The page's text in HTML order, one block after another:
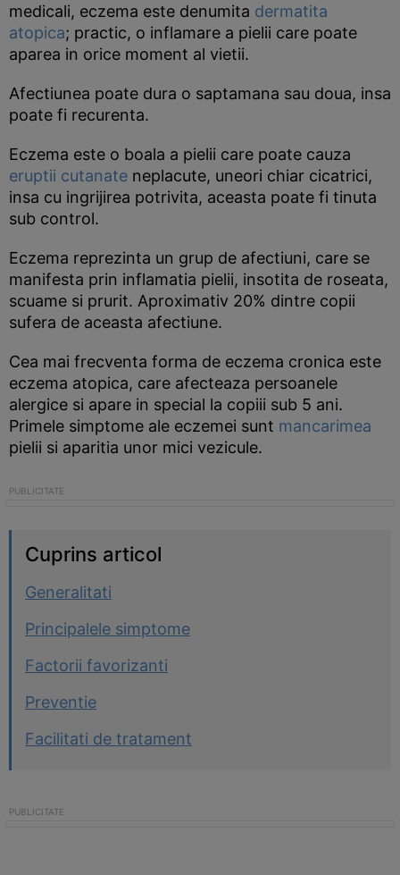
medicali, eczema este denumita dermatita
atopica; practic, o inflamare a pielii care poate
aparea in orice moment al vietii.
Afectiunea poate dura o saptamana sau doua, insa
poate fi recurenta.
Eczema este o boala a pielii care poate cauza
eruptii cutanate neplacute, uneori chiar cicatrici,
insa cu ingrijirea potrivita, aceasta poate fi tinuta
sub control.
Eczema reprezinta un grup de afectiuni, care se
manifesta prin inflamatia pielii, insotita de roseata,
scuame si prurit. Aproximativ 20% dintre copii
sufera de aceasta afectiune.
Cea mai frecventa forma de eczema cronica este
eczema atopica, care afecteaza persoanele
alergice si apare in special la copiii sub 5 ani.
Primele simptome ale eczemei sunt mancarimea
pielii si aparitia unor mici vezicule.
Cuprins articol
Generalitati
Principalele simptome
Factorii favorizanti
Preventie
Facilitati de tratament